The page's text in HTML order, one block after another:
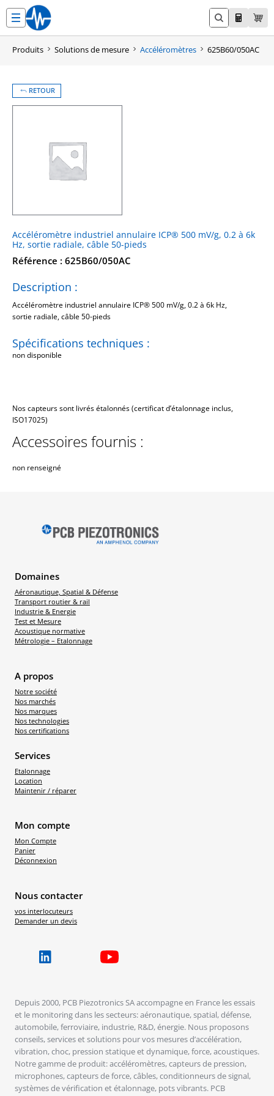
contenu
Produits Solutions de mesure Accéléromètres 625B60/050AC
RETOUR
Accéléromètre industriel annulaire ICP® 500 mV/g, 0.2 à 6k
Hz, sortie radiale, câble 50-pieds
Référence : 625B60/050AC
Spécifications techniques :
non disponible
Description :
Accéléromètre industriel annulaire ICP® 500 mV/g, 0.2 à 6k Hz,
sortie radiale, câble 50-pieds
Nos capteurs sont livrés étalonnés (certificat d’étalonnage inclus,
ISO17025)
Accessoires fournis :
non renseigné
Domaines
Aéronautique, Spatial & Défense
Transport routier & rail
Industrie & Energie
Test et Mesure
Acoustique normative
Métrologie – Etalonnage
A propos
Notre société
Nos marchés
Nos marques
Nos technologies
Nos certifications
Services
Etalonnage
Location
Maintenir / réparer
Mon compte
Mon Compte
Panier
Déconnexion
Nous contacter
vos interlocuteurs
Demander un devis
Depuis 2000, PCB Piezotronics SA accompagne en France les essais
et le monitoring dans les secteurs: aéronautique, spatial, défense,
automobile, ferroviaire, industrie, R&D, énergie. Nous proposons
conseils, services et solutions pour vos mesures d’accélération,
vibration, choc, pression statique et dynamique, force, acoustiques.
Notre gamme de produit: accéléromètres, capteurs de pression,
microphones, capteurs de force, câbles, conditionneurs de signal,
systèmes de vérification et étalonnage, pots vibrants. PCB